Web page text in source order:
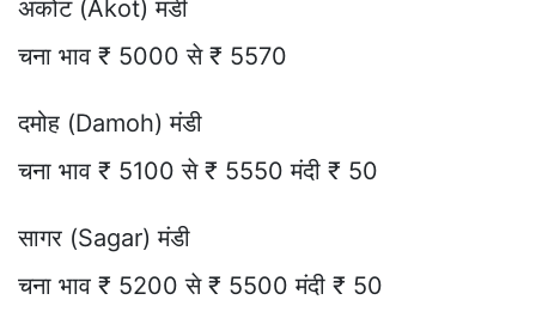
अकोट (Akot) मंडी
चना भाव ₹ 5000 से ₹ 5570
दमोह (Damoh) मंडी
चना भाव ₹ 5100 से ₹ 5550 मंदी ₹ 50
सागर (Sagar) मंडी
चना भाव ₹ 5200 से ₹ 5500 मंदी ₹ 50